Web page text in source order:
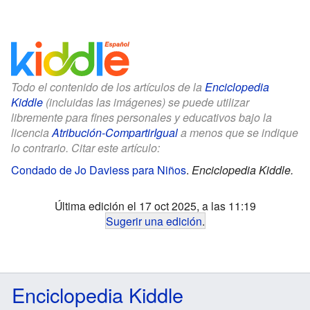
Todo el contenido de los artículos de la Enciclopedia
Kiddle (incluidas las imágenes) se puede utilizar
libremente para fines personales y educativos bajo la
licenciaAtribución-CompartirIguala menos que se indique
lo contrario. Citar este artículo:
Condado de Jo Daviess para Niños. Enciclopedia Kiddle.
Última edición el 17 oct 2025, a las 11:19
Sugerir una edición.
Enciclopedia Kiddle